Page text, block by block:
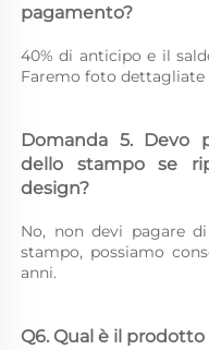
pagamento?
40% di anticipo e il
Faremo foto dettagliate
Domanda 5. Devo
dello stampo se
design?
No, non devi pagare
stampo, possiamo
anni.
Q6. Qual è il